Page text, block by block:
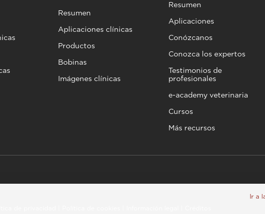
Resumen
Aplicaciones clínicas
Productos
Bobinas
Imágenes clínicas
Resumen
Aplicaciones
Conózcanos
Conozca los expertos
Testimonios de
profesionales
e-academy veterinaria
Cursos
Más recursos
Ir a